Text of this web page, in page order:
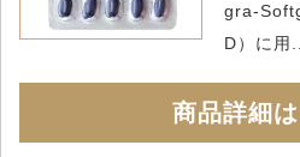
gra-
D）に用...
商品詳細